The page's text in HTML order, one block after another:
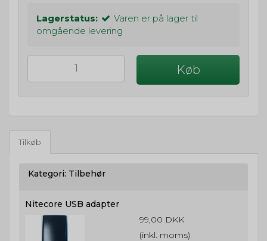
Lagerstatus:
Varen er på lager til
omgående levering
Køb
Tilkøb
Kategori: Tilbehør
Nitecore USB adapter
99,00 DKK
(inkl. moms)